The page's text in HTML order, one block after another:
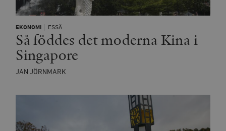
EKONOMI ESSÄ
Så föddes det moderna Kina i
Singapore
JAN JÖRNMARK